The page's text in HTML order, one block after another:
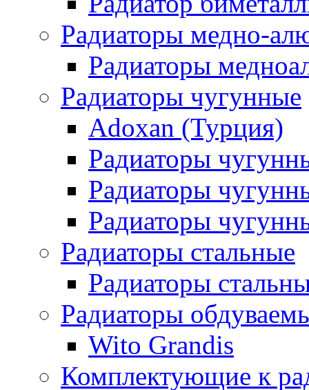
Радиаторы медно-
Радиаторы
Радиаторы чугунные
Adoxan (Турция)
Радиаторы
Радиаторы
Радиаторы
Радиаторы стальные
Радиаторы
Радиаторы
Wito Grandis
Комплектующие к